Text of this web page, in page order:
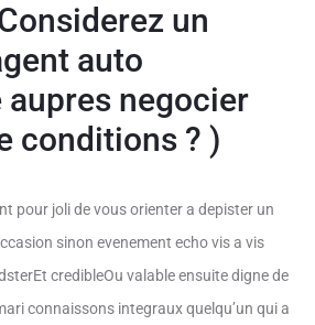
un
auto
negocier
conditions ? )
pour joli de vous orienter a depister un
sinon evenement echo vis a vis
credibleOu valable ensuite digne de
connaissons integraux quelqu’un qui a